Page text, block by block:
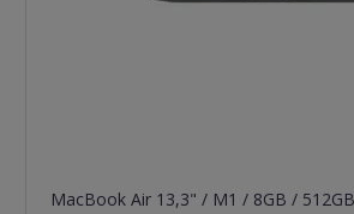
MacBook Air 13,3" / M1 / 8GB /